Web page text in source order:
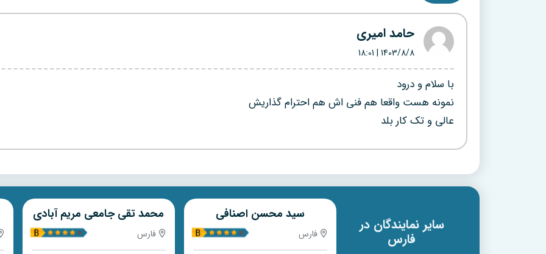
حامد امیری
1403/8/8
| 18:01
با سلام و‌ درود
نمونه هست واقعا هم فنی اش هم احترام گذاریش
عالی و تک کار بلد
سایر نمایندگان در
فارس
سید محسن اصنافی
فارس
محمد تقی جامعی مریم آبادی
فارس